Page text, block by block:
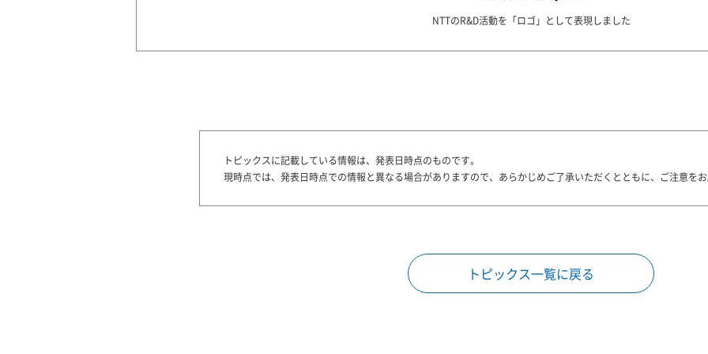
NTTのR&D活動を「ロゴ」として表現しました
トピックスに記載している情報は、発表日時点のものです。
現時点では、発表日時点での情報と異なる場合がありますので、あらかじめご了承いただくとともに、ご注意をお
トピックス一覧に戻る